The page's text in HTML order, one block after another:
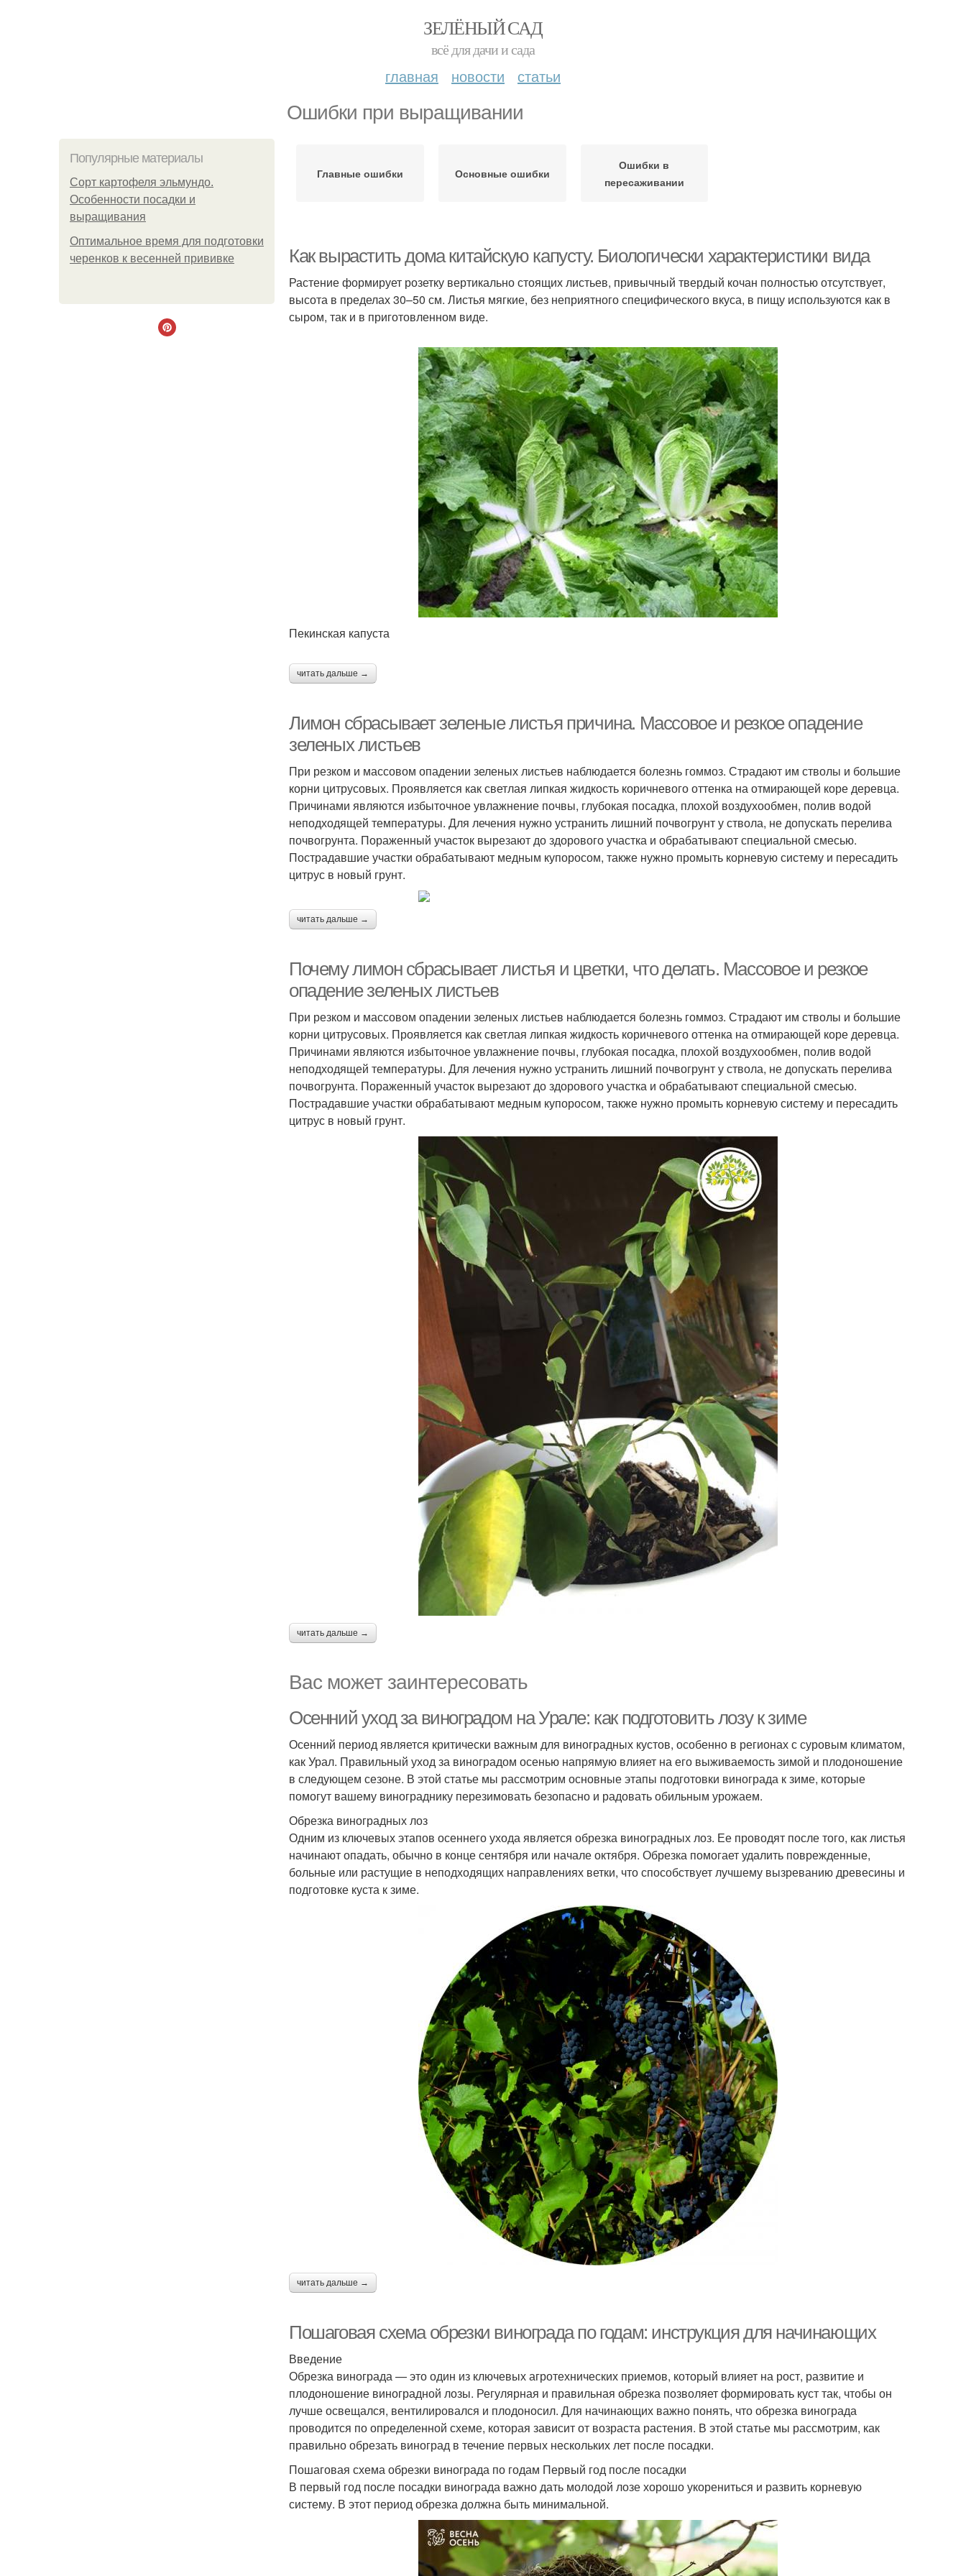
ЗЕЛЁНЫЙ САД
всё для дачи и сада
главная новости статьи
Ошибки при выращивании
Популярные материалы
Сорт картофеля эльмундо.
Особенности посадки и
выращивания
Оптимальное время для подготовки
черенков к весенней прививке
Главные ошибки Основные ошибки
Ошибки в
пересаживании
Как вырастить дома китайскую капусту. Биологически характеристики вида
Растение формирует розетку вертикально стоящих листьев, привычный твердый кочан полностью отсутствует,
высота в пределах 30–50 см. Листья мягкие, без неприятного специфического вкуса, в пищу используются как в
сыром, так и в приготовленном виде.
Пекинская капуста
читать дальше →
Лимон сбрасывает зеленые листья причина. Массовое и резкое опадение
зеленых листьев
При резком и массовом опадении зеленых листьев наблюдается болезнь гоммоз. Страдают им стволы и большие
корни цитрусовых. Проявляется как светлая липкая жидкость коричневого оттенка на отмирающей коре деревца.
Причинами являются избыточное увлажнение почвы, глубокая посадка, плохой воздухообмен, полив водой
неподходящей температуры. Для лечения нужно устранить лишний почвогрунт у ствола, не допускать перелива
почвогрунта. Пораженный участок вырезают до здорового участка и обрабатывают специальной смесью.
Пострадавшие участки обрабатывают медным купоросом, также нужно промыть корневую систему и пересадить
цитрус в новый грунт.
читать дальше →
Почему лимон сбрасывает листья и цветки, что делать. Массовое и резкое
опадение зеленых листьев
При резком и массовом опадении зеленых листьев наблюдается болезнь гоммоз. Страдают им стволы и большие
корни цитрусовых. Проявляется как светлая липкая жидкость коричневого оттенка на отмирающей коре деревца.
Причинами являются избыточное увлажнение почвы, глубокая посадка, плохой воздухообмен, полив водой
неподходящей температуры. Для лечения нужно устранить лишний почвогрунт у ствола, не допускать перелива
почвогрунта. Пораженный участок вырезают до здорового участка и обрабатывают специальной смесью.
Пострадавшие участки обрабатывают медным купоросом, также нужно промыть корневую систему и пересадить
цитрус в новый грунт.
читать дальше →
Вас может заинтересовать
Осенний уход за виноградом на Урале: как подготовить лозу к зиме
Осенний период является критически важным для виноградных кустов, особенно в регионах с суровым климатом,
как Урал. Правильный уход за виноградом осенью напрямую влияет на его выживаемость зимой и плодоношение
в следующем сезоне. В этой статье мы рассмотрим основные этапы подготовки винограда к зиме, которые
помогут вашему винограднику перезимовать безопасно и радовать обильным урожаем.
Обрезка виноградных лоз
Одним из ключевых этапов осеннего ухода является обрезка виноградных лоз. Ее проводят после того, как листья
начинают опадать, обычно в конце сентября или начале октября. Обрезка помогает удалить поврежденные,
больные или растущие в неподходящих направлениях ветки, что способствует лучшему вызреванию древесины и
подготовке куста к зиме.
читать дальше →
Пошаговая схема обрезки винограда по годам: инструкция для начинающих
Введение
Обрезка винограда — это один из ключевых агротехнических приемов, который влияет на рост, развитие и
плодоношение виноградной лозы. Регулярная и правильная обрезка позволяет формировать куст так, чтобы он
лучше освещался, вентилировался и плодоносил. Для начинающих важно понять, что обрезка винограда
проводится по определенной схеме, которая зависит от возраста растения. В этой статье мы рассмотрим, как
правильно обрезать виноград в течение первых нескольких лет после посадки.
Пошаговая схема обрезки винограда по годам Первый год после посадки
В первый год после посадки винограда важно дать молодой лозе хорошо укорениться и развить корневую
систему. В этот период обрезка должна быть минимальной.